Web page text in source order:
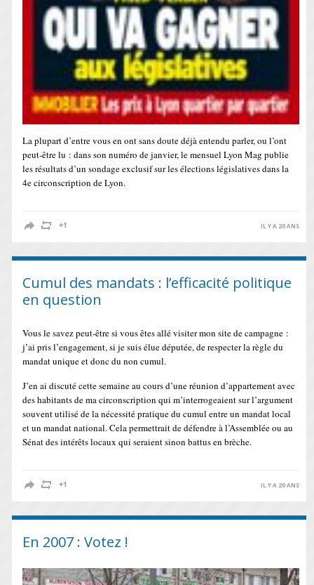
La plupart d’entre vous en ont sans doute déjà entendu parler, ou l’ont
peut-être lu : dans son numéro de janvier, le mensuel Lyon Mag publie
les résultats d’un sondage exclusif sur les élections législatives dans la
4e circonscription de Lyon.
IL Y A 20 ANS
Cumul des mandats : l’efficacité politique
en question
Vous le savez peut-être si vous êtes allé visiter mon site de campagne :
j’ai pris l’engagement, si je suis élue députée, de respecter la règle du
mandat unique et donc du non cumul.
J’en ai discuté cette semaine au cours d’une réunion d’appartement avec
des habitants de ma circonscription qui m’interrogeaient sur l’argument
souvent utilisé de la nécessité pratique du cumul entre un mandat local
et un mandat national. Cela permettrait de défendre à l’Assemblée ou au
Sénat des intérêts locaux qui seraient sinon battus en brèche.
IL Y A 20 ANS
En 2007 : Votez !